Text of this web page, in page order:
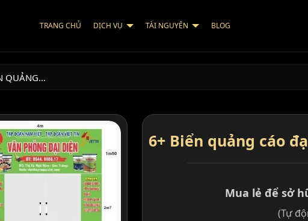
TRANG CHỦ DỊCH VỤ TÀI NGUYÊN BLOG
QUẢNG…
6+ Biển quảng cáo
Mua lẻ để sở
(Tự